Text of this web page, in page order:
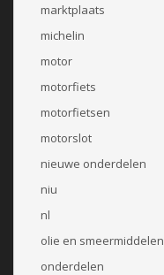
marktplaats
michelin
motor
motorfiets
motorfietsen
motorslot
nieuwe onderdelen
niu
nl
olie en smeermiddelen
onderdelen